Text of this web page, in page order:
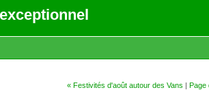
« Festivités d'août autour des Vans | Page